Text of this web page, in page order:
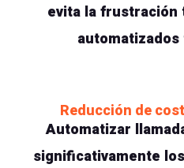
evita la frustración
Reducción de
Automatizar
significativamente